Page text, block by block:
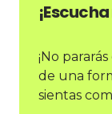
¡No
de una
sientas